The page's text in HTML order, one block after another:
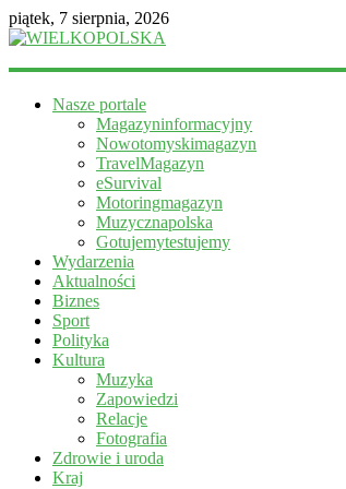
piątek, 7 sierpnia, 2026
WIELKOPOLSKA
informacyjny
Nasze portale
Magazyninformacyjny
Nowotomyskimagazyn
TravelMagazyn
eSurvival
Motoringmagazyn
Muzycznapolska
Gotujemytestujemy
Wydarzenia
Aktualności
Biznes
Sport
Polityka
Kultura
Muzyka
Zapowiedzi
Relacje
Fotografia
Zdrowie i uroda
Kraj